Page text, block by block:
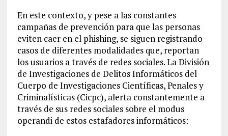
En este contexto, y pese a las constantes
campañas de prevención para que las personas
eviten caer en el phishing, se siguen registrando
casos de diferentes modalidades que, reportan
los usuarios a través de redes sociales. La División
de Investigaciones de Delitos Informáticos del
Cuerpo de Investigaciones Científicas, Penales y
Criminalísticas (Cicpc), alerta constantemente a
través de sus redes sociales sobre el modus
operandi de estos estafadores informáticos: